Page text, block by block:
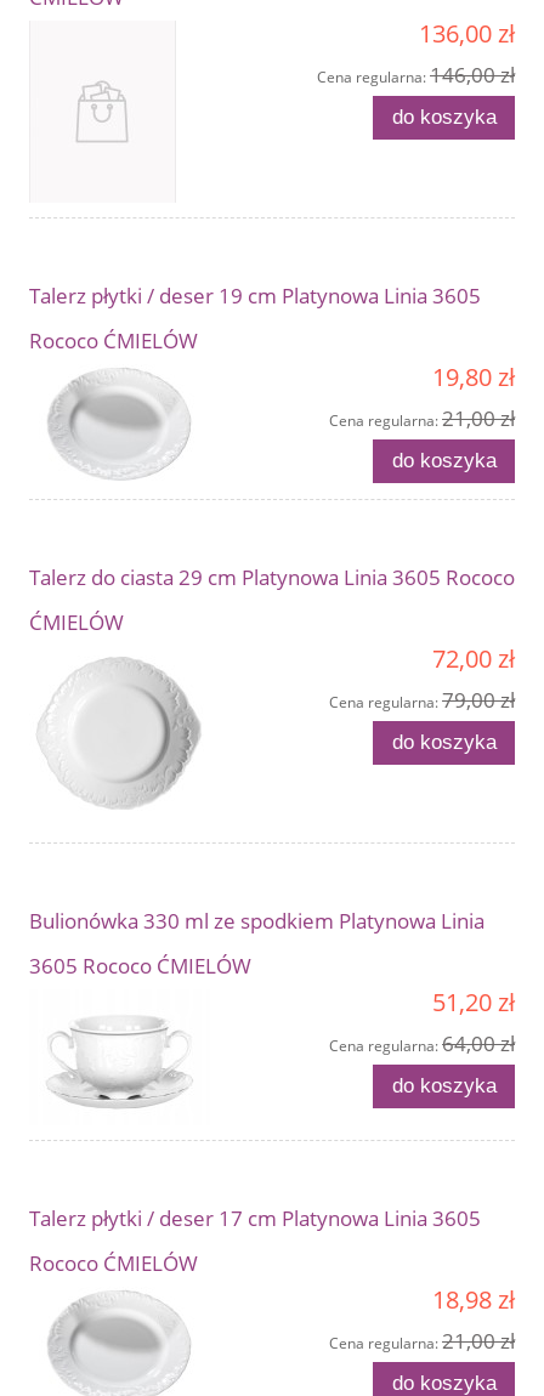
136,00 zł
Cena regularna:146,00 zł
do koszyka
Talerz płytki / deser 19 cm Platynowa Linia 3605
Rococo ĆMIELÓW
19,80 zł
Cena regularna:21,00 zł
do koszyka
Talerz do ciasta 29 cm Platynowa Linia 3605 Rococo
ĆMIELÓW
72,00 zł
Cena regularna:79,00 zł
do koszyka
Bulionówka 330 ml ze spodkiem Platynowa Linia
3605 Rococo ĆMIELÓW
51,20 zł
Cena regularna:64,00 zł
do koszyka
Talerz płytki / deser 17 cm Platynowa Linia 3605
Rococo ĆMIELÓW
18,98 zł
Cena regularna:21,00 zł
do koszyka